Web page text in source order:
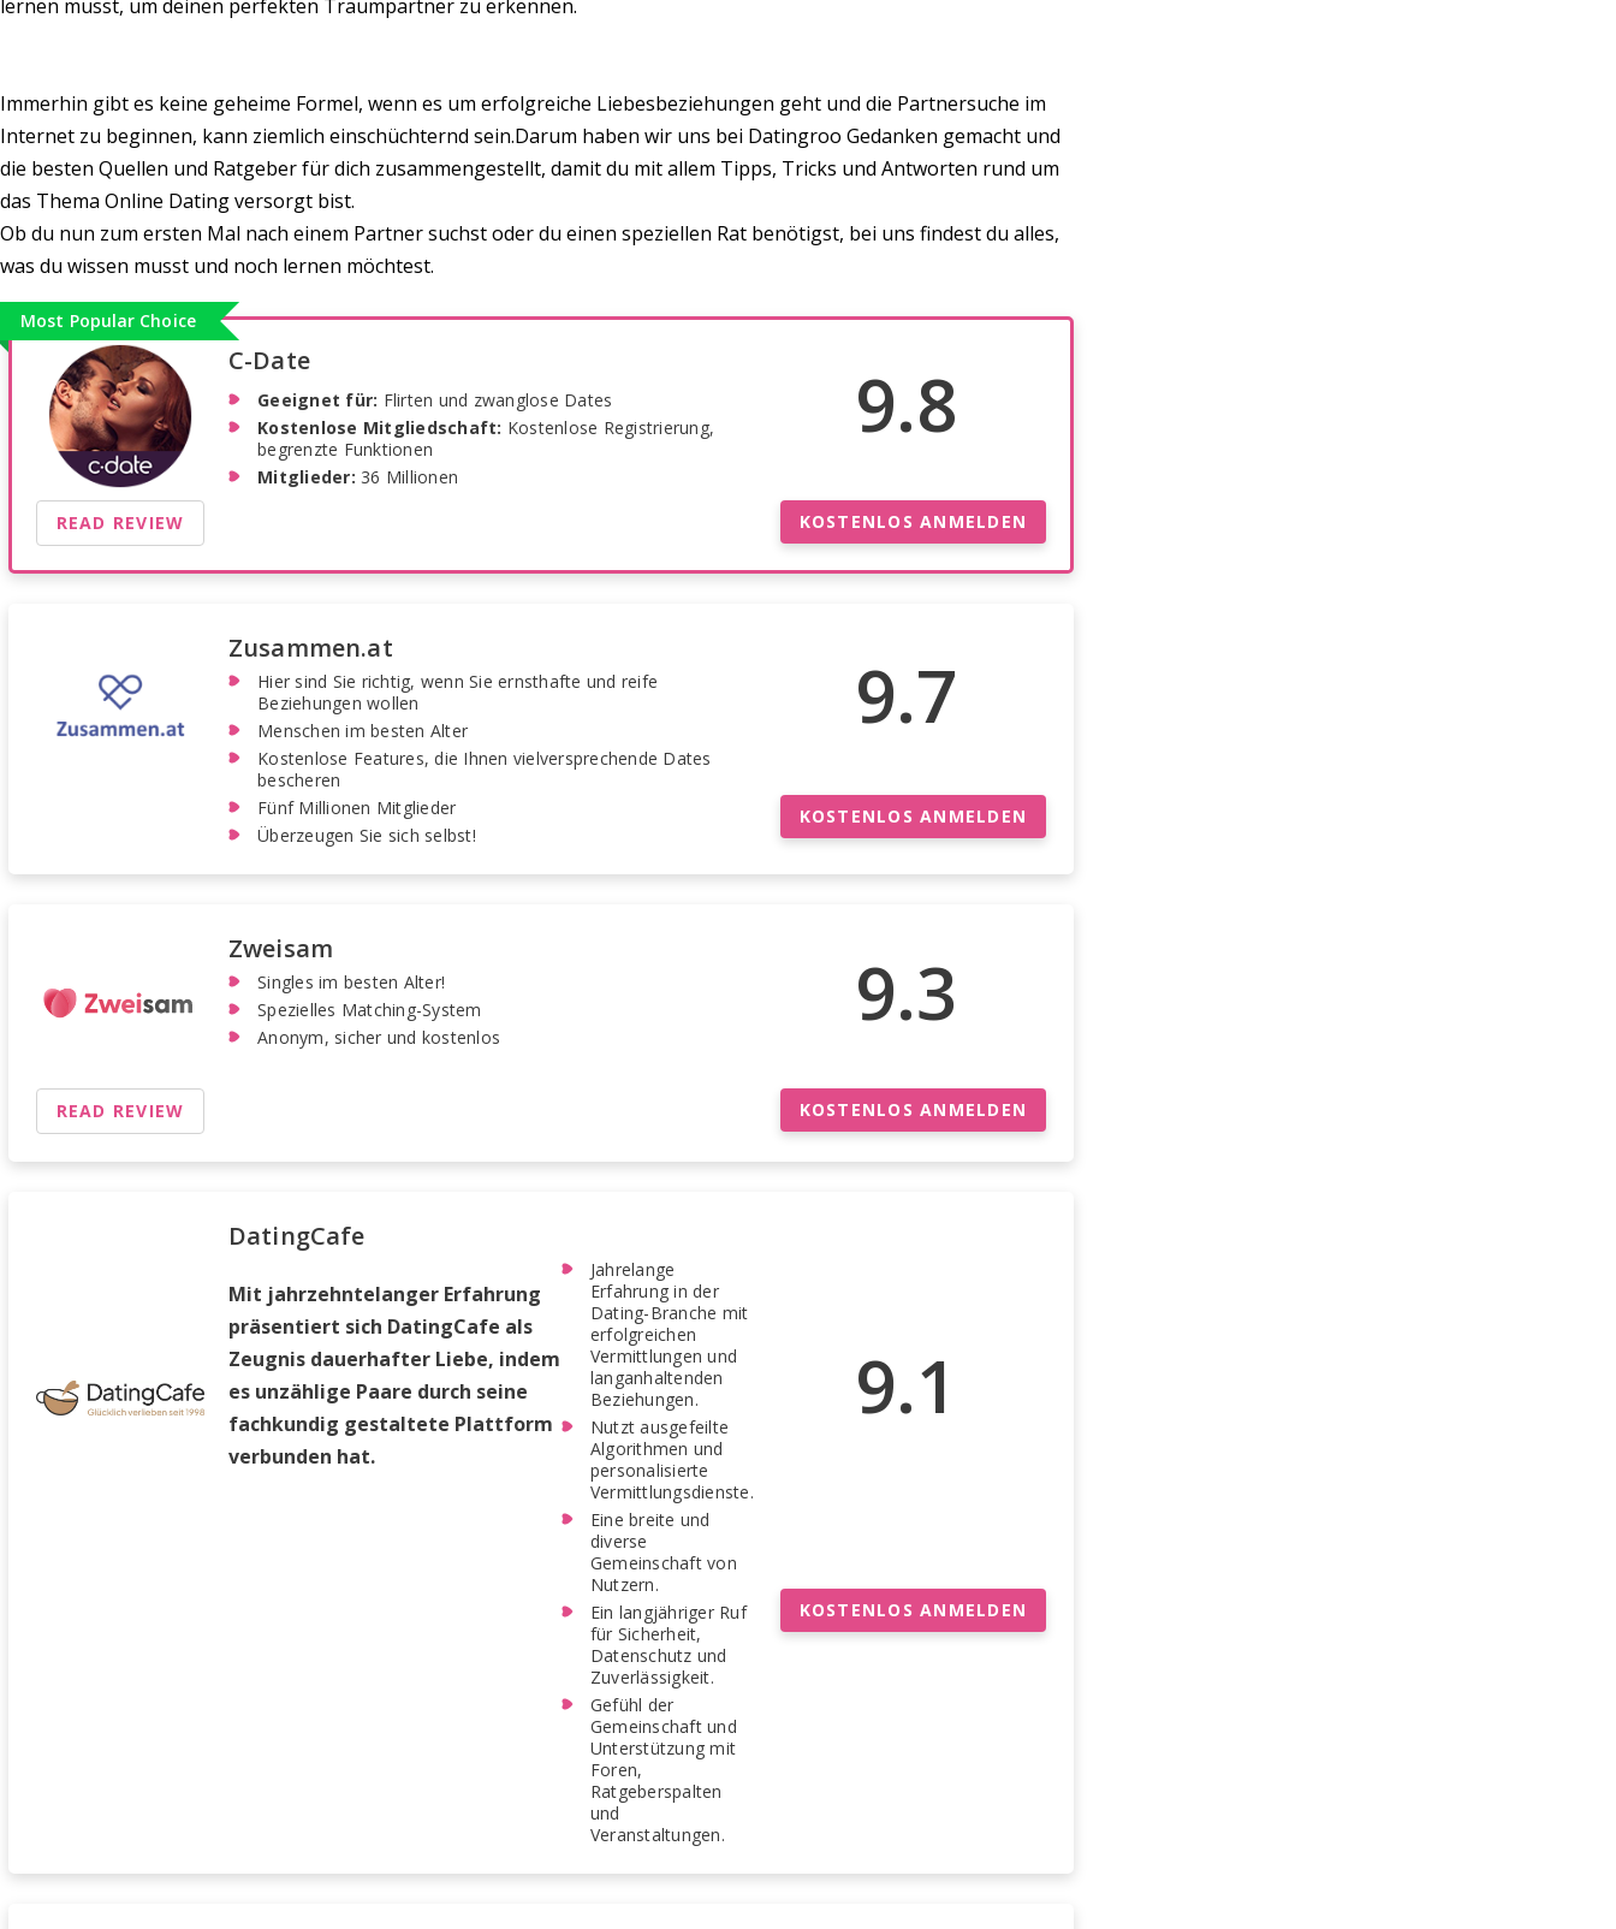
lernen musst, um deinen perfekten Traumpartner zu erkennen.
Immerhin gibt es keine geheime Formel, wenn es um erfolgreiche Liebesbeziehungen geht und die Partnersuche im
Internet zu beginnen, kann ziemlich einschüchternd sein.Darum haben wir uns bei Datingroo Gedanken gemacht und
die besten Quellen und Ratgeber für dich zusammengestellt, damit du mit allem Tipps, Tricks und Antworten rund um
das Thema Online Dating versorgt bist.
Ob du nun zum ersten Mal nach einem Partner suchst oder du einen speziellen Rat benötigst, bei uns findest du alles,
was du wissen musst und noch lernen möchtest.
Most Popular Choice
9.8
C-Date
Geeignet für: Flirten und zwanglose Dates
Kostenlose Mitgliedschaft: Kostenlose Registrierung,
begrenzte Funktionen
Mitglieder: 36 Millionen
READ REVIEW KOSTENLOS ANMELDEN
9.7
Zusammen.at
Hier sind Sie richtig, wenn Sie ernsthafte und reife
Beziehungen wollen
Menschen im besten Alter
Kostenlose Features, die Ihnen vielversprechende Dates
bescheren
Fünf Millionen Mitglieder
Überzeugen Sie sich selbst!
KOSTENLOS ANMELDEN
9.3
Zweisam
Singles im besten Alter!
Spezielles Matching-System
Anonym, sicher und kostenlos
READ REVIEW KOSTENLOS ANMELDEN
9.1
DatingCafe
Mit jahrzehntelanger Erfahrung
präsentiert sich DatingCafe als
Zeugnis dauerhafter Liebe, indem
es unzählige Paare durch seine
fachkundig gestaltete Plattform
verbunden hat.
Jahrelange
Erfahrung in der
Dating-Branche mit
erfolgreichen
Vermittlungen und
langanhaltenden
Beziehungen.
Nutzt ausgefeilte
Algorithmen und
personalisierte
Vermittlungsdienste.
Eine breite und
diverse
Gemeinschaft von
Nutzern.
Ein langjähriger Ruf
für Sicherheit,
Datenschutz und
Zuverlässigkeit.
Gefühl der
Gemeinschaft und
Unterstützung mit
Foren,
Ratgeberspalten
und
Veranstaltungen.
KOSTENLOS ANMELDEN